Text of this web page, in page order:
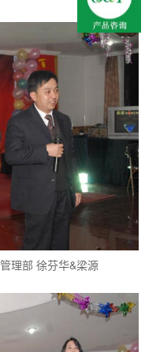
理部 徐芬华&梁源